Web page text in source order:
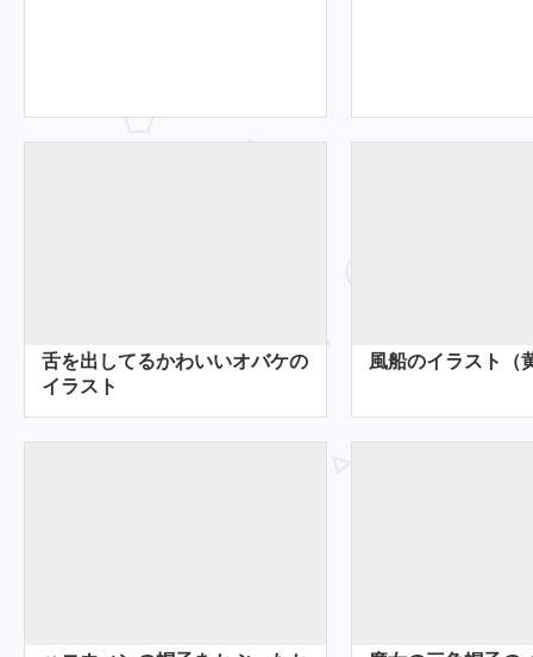
舌を出してるかわいいオバケの
イラスト
風船のイラスト（